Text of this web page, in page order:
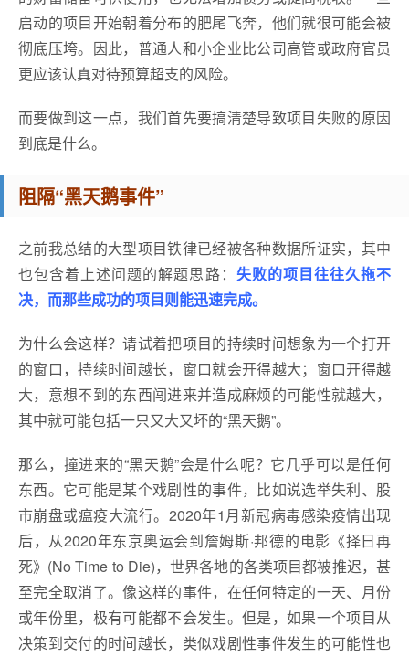
启动的项目开始朝着分布的肥尾飞奔，他们就很可能会被
彻底压垮。因此，普通人和小企业比公司高管或政府官员
更应该认真对待预算超支的风险。
而要做到这一点，我们首先要搞清楚导致项目失败的原因
到底是什么。
阻隔“黑天鹅事件”
之前我总结的大型项目铁律已经被各种数据所证实，其中
也包含着上述问题的解题思路： 失败的项目往往久拖不
决，而那些成功的项目则能迅速完成。
为什么会这样？请试着把项目的持续时间想象为一个打开
的窗口，持续时间越长，窗口就会开得越大；窗口开得越
大，意想不到的东西闯进来并造成麻烦的可能性就越大，
其中就可能包括一只又大又坏的“黑天鹅”。
那么，撞进来的“黑天鹅”会是什么呢？它几乎可以是任何
东西。它可能是某个戏剧性的事件，比如说选举失利、股
市崩盘或瘟疫大流行。2020年1月新冠病毒感染疫情出现
后，从2020年东京奥运会到詹姆斯·邦德的电影《择日再
死》(No Time to Die)，世界各地的各类项目都被推迟，甚
至完全取消了。像这样的事件，在任何特定的一天、月份
或年份里，极有可能都不会发生。但是，如果一个项目从
决策到交付的时间越长，类似戏剧性事件发生的可能性也